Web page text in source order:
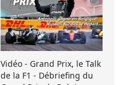
Vidéo - Grand Prix, le Talk
de la F1 - Débriefing du